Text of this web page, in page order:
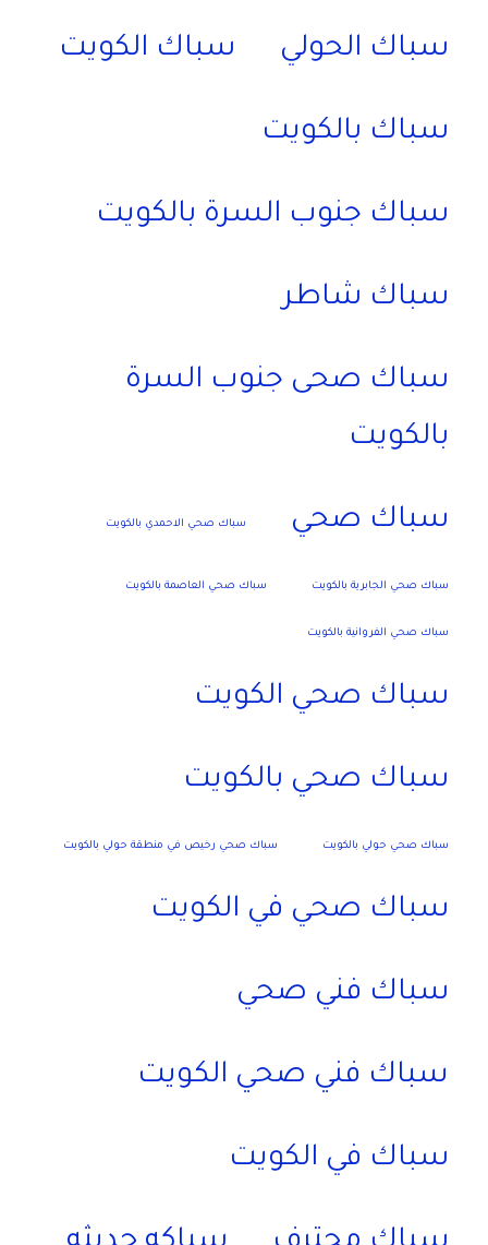
سباك الحولي سباك الكويت
سباك بالكويت
سباك جنوب السرة بالكويت
سباك شاطر
سباك صحى جنوب السرة
بالكويت
سباك صحي سباك صحي الاحمدي بالكويت
سباك صحي الجابرية بالكويت سباك صحي العاصمة بالكويت
سباك صحي الفروانية بالكويت
سباك صحي الكويت
سباك صحي بالكويت
سباك صحي حولي بالكويت سباك صحي رخيص في منطقة حولي بالكويت
سباك صحي في الكويت
سباك فني صحي
سباك فني صحي الكويت
سباك في الكويت